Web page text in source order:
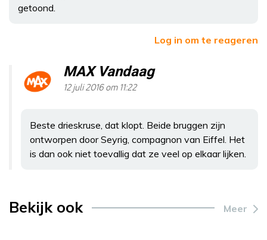
getoond.
Log in om te reageren
MAX Vandaag
12 juli 2016 om 11:22
Beste drieskruse, dat klopt. Beide bruggen zijn
ontworpen door Seyrig, compagnon van Eiffel. Het
is dan ook niet toevallig dat ze veel op elkaar lijken.
Bekijk ook Meer